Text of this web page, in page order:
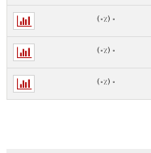
0 (0%)
0 (0%)
0 (0%)